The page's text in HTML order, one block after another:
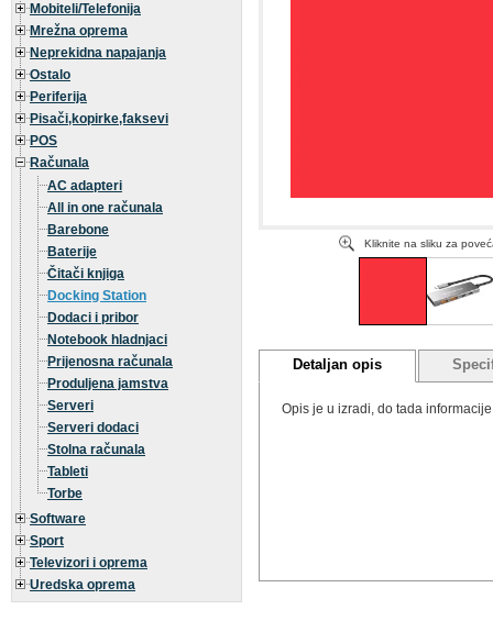
Mobiteli/Telefonija
Mrežna oprema
Neprekidna napajanja
Ostalo
Periferija
Pisači,kopirke,faksevi
POS
Računala
AC adapteri
All in one računala
Barebone
Baterije
Čitači knjiga
Docking Station
Dodaci i pribor
Notebook hladnjaci
Prijenosna računala
Produljena jamstva
Serveri
Serveri dodaci
Stolna računala
Tableti
Torbe
Software
Sport
Televizori i oprema
Uredska oprema
Kliknite na sliku za
Detaljan opis
Opis je u izradi, do tada